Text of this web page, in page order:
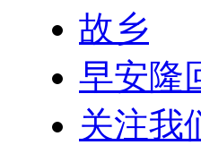
故乡
早安隆
关注我